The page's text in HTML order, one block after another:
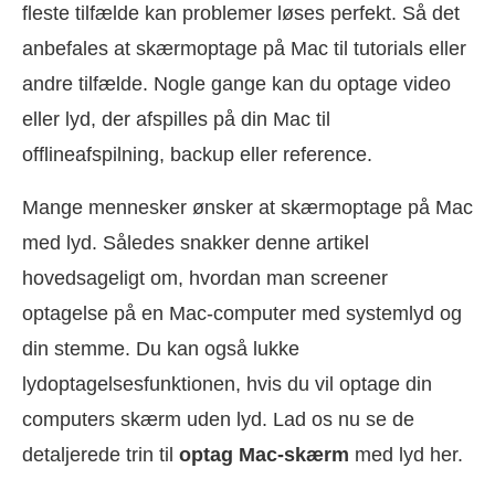
fleste tilfælde kan problemer løses perfekt. Så det
anbefales at skærmoptage på Mac til tutorials eller
andre tilfælde. Nogle gange kan du optage video
eller lyd, der afspilles på din Mac til
offlineafspilning, backup eller reference.
Mange mennesker ønsker at skærmoptage på Mac
med lyd. Således snakker denne artikel
hovedsageligt om, hvordan man screener
optagelse på en Mac-computer med systemlyd og
din stemme. Du kan også lukke
lydoptagelsesfunktionen, hvis du vil optage din
computers skærm uden lyd. Lad os nu se de
detaljerede trin til optag Mac-skærm med lyd her.